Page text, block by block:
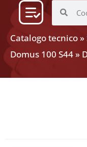
Catalogo tecnico »
Domus 100 S44 »